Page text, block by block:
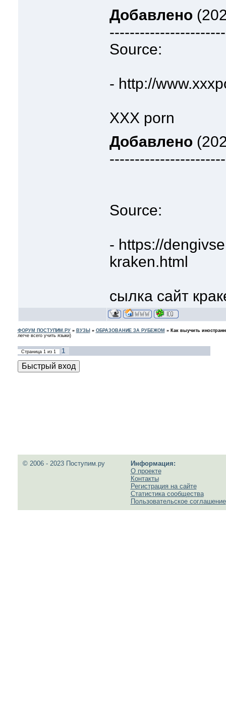
Добавлено
Source:
- http://
XXX porn
Добавлено
Source:
- https://
kraken.html
сылка сайт
ФОРУМ ПОСТУПИМ.РУ» ВУЗЫ » ОБРАЗОВАНИЕ ЗА РУБЕЖОМ » Как выучить
легче всего учить языки)
Страница 1из 1 1
© 2006 - 2023 Поступим.ру
Информация:
О проекте
Контакты
Регистрация на сайте
Статистика сообщества
Пользовательское соглашение